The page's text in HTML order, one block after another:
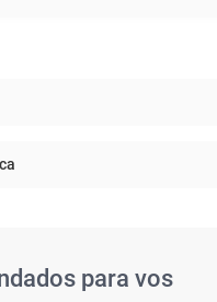
para vos